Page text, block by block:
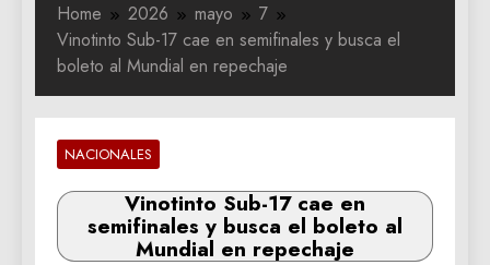
Home 2026 mayo
7
Vinotinto Sub-17 cae en semifinales y busca el
boleto al Mundial en repechaje
NACIONALES
Vinotinto Sub-17 cae en
semifinales y busca el boleto al
Mundial en repechaje